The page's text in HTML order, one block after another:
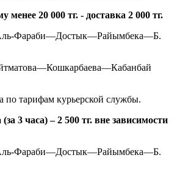
менее 20 000 тг. - доставка 2 000 тг.
Фараби—Достык—Райымбека—Б.
по тарифам курьерской службы.
3 часа) – 2 500 тг. вне зависимости
Фараби—Достык—Райымбека—Б.